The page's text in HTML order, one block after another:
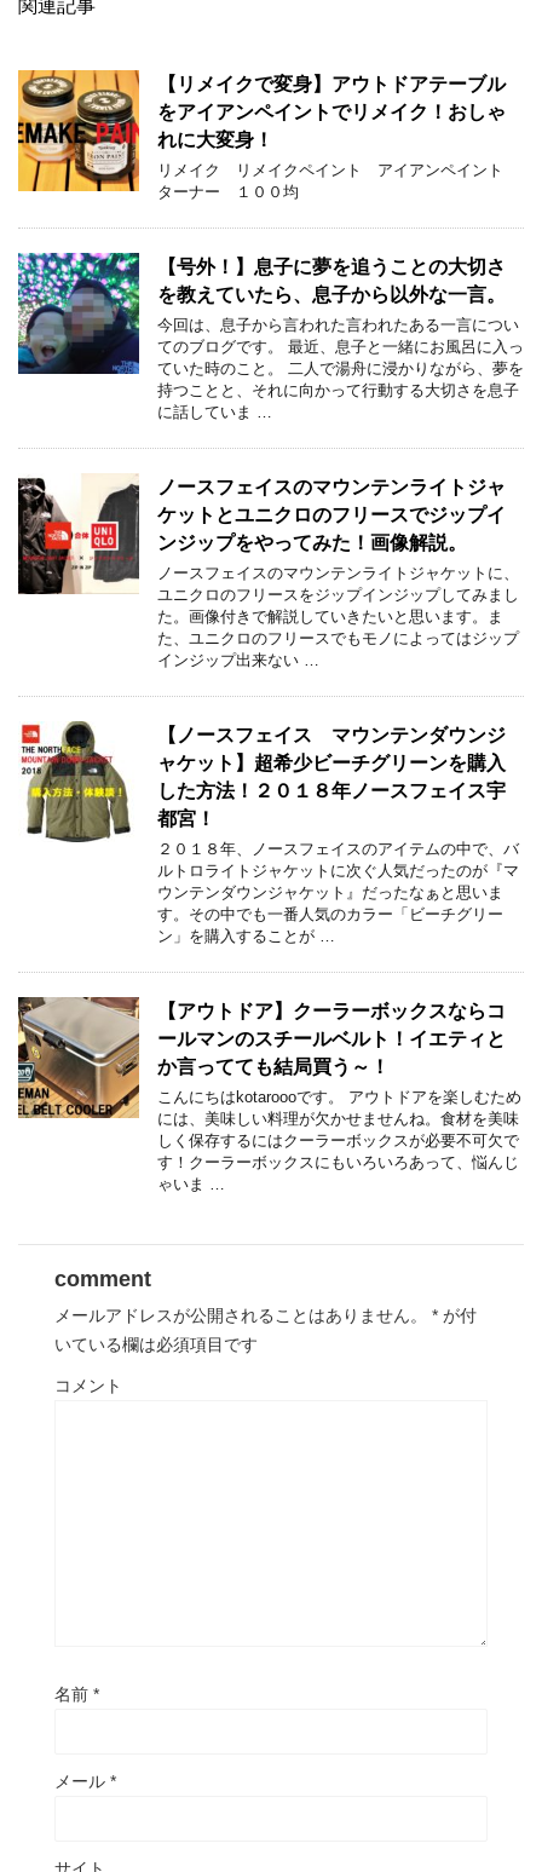
関連記事
【リメイクで変身】アウトドアテーブル
をアイアンペイントでリメイク！おしゃ
れに大変身！
リメイク リメイクペイント アイアンペイント
ターナー １００均
【号外！】息子に夢を追うことの大切さ
を教えていたら、息子から以外な一言。
今回は、息子から言われた言われたある一言につい
てのブログです。 最近、息子と一緒にお風呂に入っ
ていた時のこと。 二人で湯舟に浸かりながら、夢を
持つことと、それに向かって行動する大切さを息子
に話していま …
ノースフェイスのマウンテンライトジャ
ケットとユニクロのフリースでジップイ
ンジップをやってみた！画像解説。
ノースフェイスのマウンテンライトジャケットに、
ユニクロのフリースをジップインジップしてみまし
た。画像付きで解説していきたいと思います。ま
た、ユニクロのフリースでもモノによってはジップ
インジップ出来ない …
【ノースフェイス マウンテンダウンジ
ャケット】超希少ビーチグリーンを購入
した方法！２０１８年ノースフェイス宇
都宮！
２０１８年、ノースフェイスのアイテムの中で、バ
ルトロライトジャケットに次ぐ人気だったのが『マ
ウンテンダウンジャケット』だったなぁと思いま
す。その中でも一番人気のカラー「ビーチグリー
ン」を購入することが …
【アウトドア】クーラーボックスならコ
ールマンのスチールベルト！イエティと
か言ってても結局買う～！
こんにちはkotaroooです。 アウトドアを楽しむため
には、美味しい料理が欠かせませんね。食材を美味
しく保存するにはクーラーボックスが必要不可欠で
す！クーラーボックスにもいろいろあって、悩んじ
ゃいま …
comment
メールアドレスが公開されることはありません。 * が付
いている欄は必須項目です
コメント
名前 *
メール *